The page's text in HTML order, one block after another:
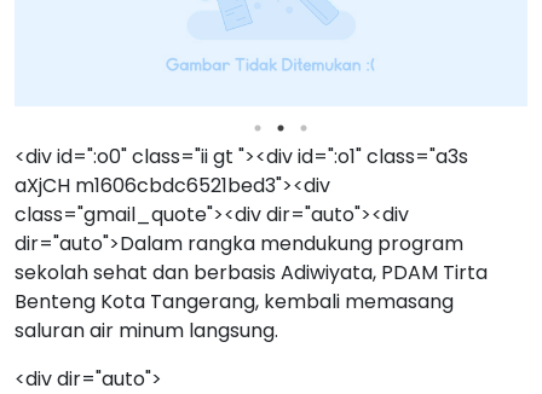
<div id=":o0" class="ii gt "><div id=":o1" class="a3s
aXjCH m1606cbdc6521bed3"><div
class="gmail_quote"><div dir="auto"><div
dir="auto">Dalam rangka mendukung program
sekolah sehat dan berbasis Adiwiyata, PDAM Tirta
Benteng Kota Tangerang, kembali memasang
saluran air minum langsung.
<div dir="auto">